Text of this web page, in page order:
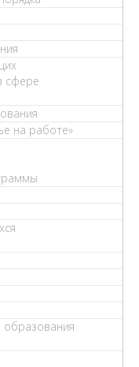
сфере
на работе»
образования